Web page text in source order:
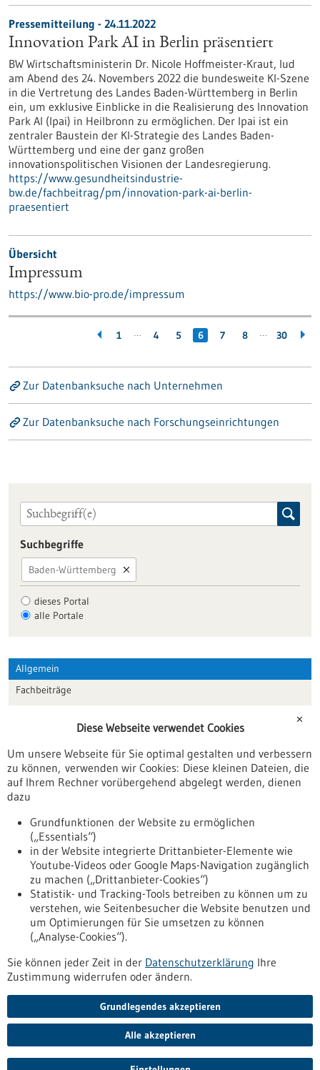
Pressemitteilung - 24.11.2022
Innovation Park AI in Berlin präsentiert
BW Wirtschaftsministerin Dr. Nicole Hoffmeister-Kraut, lud
am Abend des 24. Novembers 2022 die bundesweite KI-Szene
in die Vertretung des Landes Baden-Württemberg in Berlin
ein, um exklusive Einblicke in die Realisierung des Innovation
Park AI (Ipai) in Heilbronn zu ermöglichen. Der Ipai ist ein
zentraler Baustein der KI-Strategie des Landes Baden-
Württemberg und eine der ganz großen
innovationspolitischen Visionen der Landesregierung.
https://www.gesundheitsindustrie-
bw.de/fachbeitrag/pm/innovation-park-ai-berlin-
praesentiert
Übersicht
Impressum
https://www.bio-pro.de/impressum
1 … 4 5 6 7 8 … 30
Zur Datenbanksuche nach Unternehmen
Zur Datenbanksuche nach Forschungseinrichtungen
Suchbegriffe
Baden-Württemberg
dieses Portal
alle Portale
Allgemein
Fachbeiträge
Veranstaltungen
Erscheinungsdatum
Nach oben
Informiert bleiben
Newsletter abonnieren
✕
Diese Webseite verwendet Cookies
Um unsere Webseite für Sie optimal gestalten und verbessern
zu können, verwenden wir Cookies: Diese kleinen Dateien, die
auf Ihrem Rechner vorübergehend abgelegt werden, dienen
dazu
Grundfunktionen der Website zu ermöglichen
(„Essentials“)
in der Website integrierte Drittanbieter-Elemente wie
Youtube-Videos oder Google Maps-Navigation zugänglich
zu machen („Drittanbieter-Cookies“)
Statistik- und Tracking-Tools betreiben zu können um zu
verstehen, wie Seitenbesucher die Website benutzen und
um Optimierungen für Sie umsetzen zu können
(„Analyse-Cookies“).
Sie können jeder Zeit in der Datenschutzerklärung Ihre
Zustimmung widerrufen oder ändern.
Grundlegendes akzeptieren
Alle akzeptieren